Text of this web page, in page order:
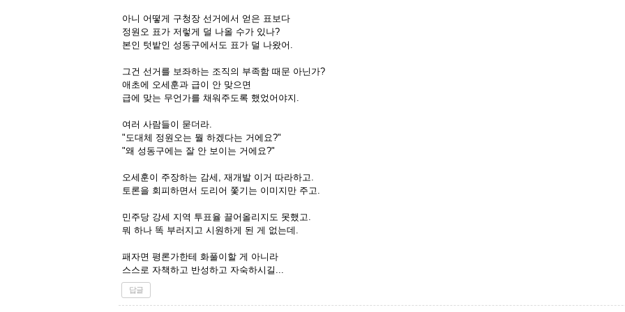
아니 어떻게 구청장 선거에서 얻은 표보다
정원오 표가 저렇게 덜 나올 수가 있나?
본인 텃밭인 성동구에서도 표가 덜 나왔어.
그건 선거를 보좌하는 조직의 부족함 때문 아닌가?
애초에 오세훈과 급이 안 맞으면
급에 맞는 무언가를 채워주도록 했었어야지.
여러 사람들이 묻더라.
"도대체 정원오는 뭘 하겠다는 거에요?"
"왜 성동구에는 잘 안 보이는 거에요?"
오세훈이 주장하는 감세, 재개발 이거 따라하고.
토론을 회피하면서 도리어 쫓기는 이미지만 주고.
민주당 강세 지역 투표율 끌어올리지도 못했고.
뭐 하나 똑 부러지고 시원하게 된 게 없는데.
패자면 평론가한테 화풀이할 게 아니라
스스로 자책하고 반성하고 자숙하시길...
답글